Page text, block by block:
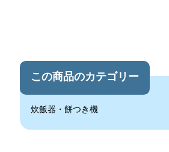
この商品のカテゴリー
炊飯器・餅つき機